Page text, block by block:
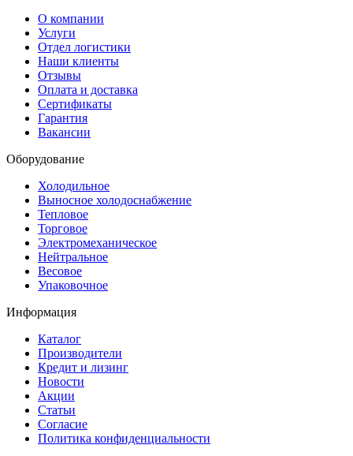
О компании
Услуги
Отдел логистики
Наши клиенты
Отзывы
Оплата и доставка
Сертификаты
Гарантия
Вакансии
Оборудование
Холодильное
Выносное холодоснабжение
Тепловое
Торговое
Электромеханическое
Нейтральное
Весовое
Упаковочное
Информация
Каталог
Производители
Кредит и лизинг
Новости
Акции
Статьи
Согласие
Политика конфиденциальности